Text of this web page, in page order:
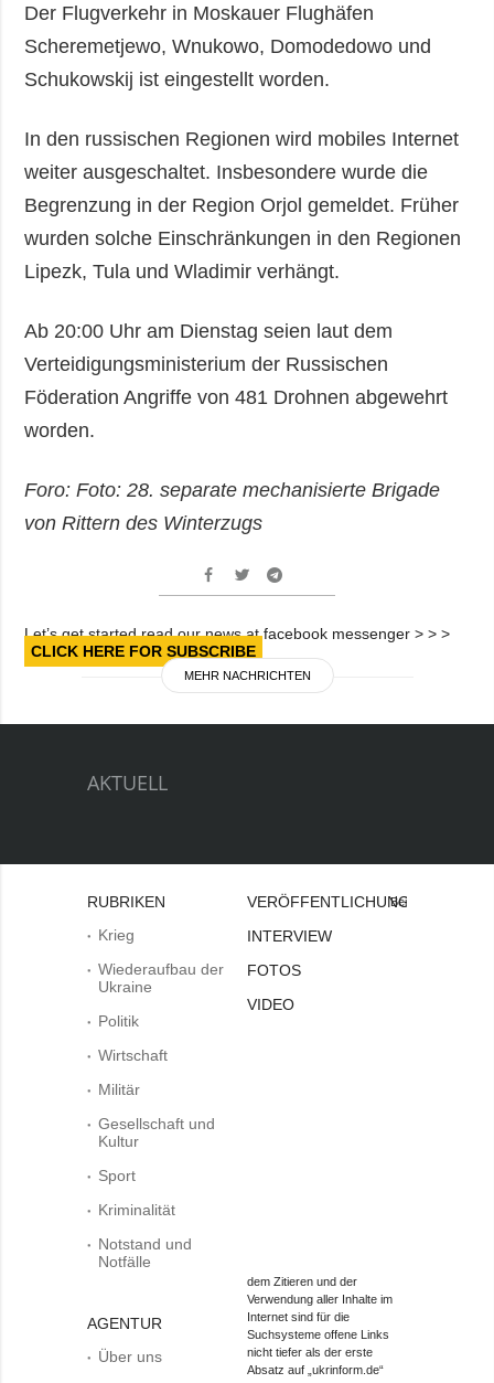
Der Flugverkehr in Moskauer Flughäfen
Scheremetjewo, Wnukowo, Domodedowo und
Schukowskij ist eingestellt worden.
In den russischen Regionen wird mobiles Internet
weiter ausgeschaltet. Insbesondere wurde die
Begrenzung in der Region Orjol gemeldet. Früher
wurden solche Einschränkungen in den Regionen
Lipezk, Tula und Wladimir verhängt.
Ab 20:00 Uhr am Dienstag seien laut dem
Verteidigungsministerium der Russischen
Föderation Angriffe von 481 Drohnen abgewehrt
worden.
Foro: Foto: 28. separate mechanisierte Brigade
von Rittern des Winterzugs
Let’s get started read our news at facebook messenger > > >
CLICK HERE FOR SUBSCRIBE
MEHR NACHRICHTEN
AKTUELL
RUBRIKEN
Krieg
Wiederaufbau der
Ukraine
Politik
Wirtschaft
Militär
Gesellschaft und
Kultur
Sport
Kriminalität
Notstand und
Notfälle
AGENTUR
Über uns
VERÖFFENTLICHUNGEN
INTERVIEW
FOTOS
VIDEO
Bei
dem Zitieren und der
Verwendung aller Inhalte im
Internet sind für die
Suchsysteme offene Links
nicht tiefer als der erste
Absatz auf „ukrinform.de“